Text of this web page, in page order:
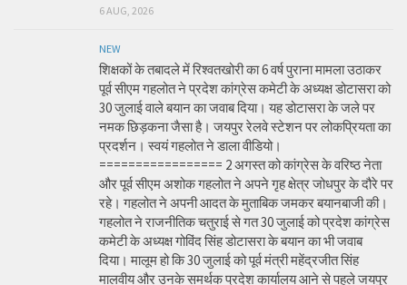
6 AUG, 2026
NEW
शिक्षकों के तबादले में रिश्वतखोरी का 6 वर्ष पुराना मामला उठाकर
पूर्व सीएम गहलोत ने प्रदेश कांग्रेस कमेटी के अध्यक्ष डोटासरा को
30 जुलाई वाले बयान का जवाब दिया। यह डोटासरा के जले पर
नमक छिड़कना जैसा है। जयपुर रेलवे स्टेशन पर लोकप्रियता का
प्रदर्शन। स्वयं गहलोत ने डाला वीडियो।
================= 2 अगस्त को कांग्रेस के वरिष्ठ नेता
और पूर्व सीएम अशोक गहलोत ने अपने गृह क्षेत्र जोधपुर के दौरे पर
रहे। गहलोत ने अपनी आदत के मुताबिक जमकर बयानबाजी की।
गहलोत ने राजनीतिक चतुराई से गत 30 जुलाई को प्रदेश कांग्रेस
कमेटी के अध्यक्ष गोविंद सिंह डोटासरा के बयान का भी जवाब
दिया। मालूम हो कि 30 जुलाई को पूर्व मंत्री महेंद्रजीत सिंह
मालवीय और उनके समर्थक प्रदेश कार्यालय आने से पहले जयपुर